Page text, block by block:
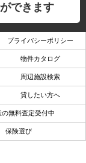
できます
プライバシーポリシー
物件カタログ
周辺施設検索
貸したい方へ
の無料査定受付中
保険選び